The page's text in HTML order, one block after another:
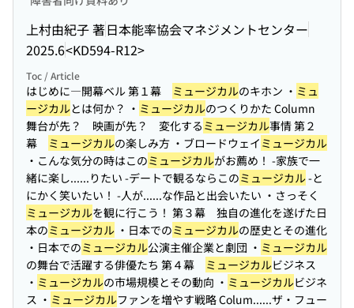
上村由紀子 著日本能率協会マネジメントセンター
2025.6<KD594-R12>
Toc / Article
はじめに―開幕ベル 第１幕 ミュージカルのキホン ・ ミュ
ージカルとは何か？ ・ ミュージカルのつくりかた Column
舞台が先？ 映画が先？ 変化する ミュージカル事情 第２
幕 ミュージカルの楽しみ方 ・ブロードウェイ ミュージカル
・こんな気分の時はこのミュージカルがお薦め！ -家族で一
緒に楽し......りたい -デートで観るならこのミュージカル-と
にかく笑いたい！ -人が......な作品と出会いたい ・さっそく
ミュージカルを観に行こう！ 第３幕 独自の進化を遂げた日
本のミュージカル ・日本でのミュージカルの歴史とその進化
・日本でのミュージカル公演主催企業と劇団 ・ ミュージカル
の舞台で活躍する俳優たち 第４幕 ミュージカルビジネス
・ ミュージカルの市場規模とその動向 ・ ミュージカルビジネ
ス ・ ミュージカルファンを増やす戦略 Colum......ザ・フュー